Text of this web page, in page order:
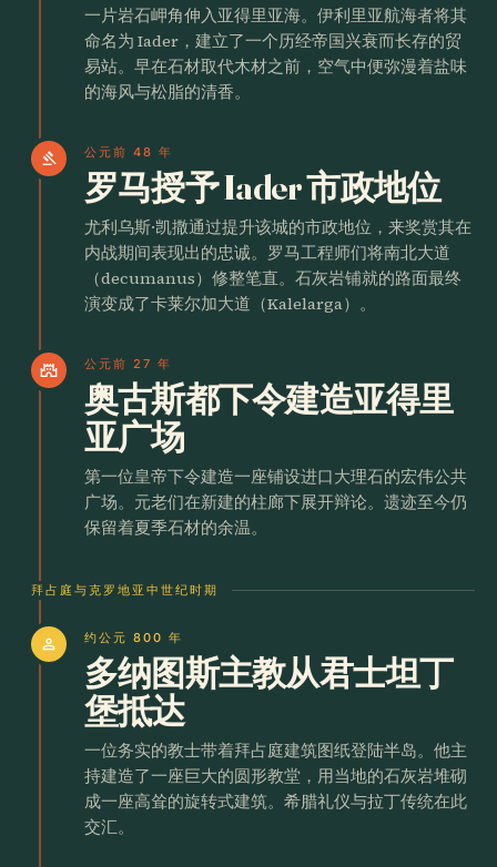
一片岩石岬角伸入亚得里亚海。伊利里亚航海者将其
命名为 Iader，建立了一个历经帝国兴衰而长存的贸
易站。早在石材取代木材之前，空气中便弥漫着盐味
的海风与松脂的清香。
gavel 公元前 48 年
罗马授予 Iader 市政地位
尤利乌斯·凯撒通过提升该城的市政地位，来奖赏其在
内战期间表现出的忠诚。罗马工程师们将南北大道
（decumanus）修整笔直。石灰岩铺就的路面最终
演变成了卡莱尔加大道（Kalelarga）。
castle 公元前 27 年
奥古斯都下令建造亚得里
亚广场
第一位皇帝下令建造一座铺设进口大理石的宏伟公共
广场。元老们在新建的柱廊下展开辩论。遗迹至今仍
保留着夏季石材的余温。
拜占庭与克罗地亚中世纪时期
person 约公元 800 年
多纳图斯主教从君士坦丁
堡抵达
一位务实的教士带着拜占庭建筑图纸登陆半岛。他主
持建造了一座巨大的圆形教堂，用当地的石灰岩堆砌
成一座高耸的旋转式建筑。希腊礼仪与拉丁传统在此
交汇。